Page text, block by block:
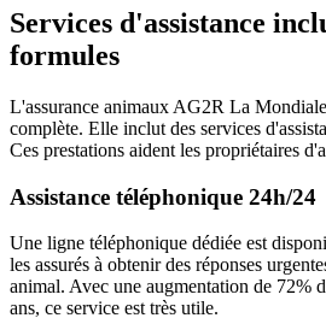
Services d'assistance
formules
L'assurance animaux AG2R La
complète. Elle inclut des services
Ces prestations aident les propriétaires
Assistance téléphonique 24h/24
Une ligne téléphonique dédiée est
les assurés à obtenir des réponses
animal. Avec une augmentation de 72%
ans, ce service est très utile.